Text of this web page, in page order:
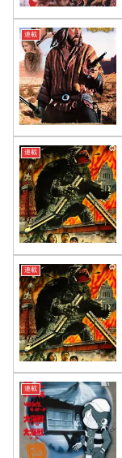
連載
連載
連載
連載